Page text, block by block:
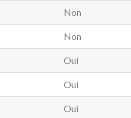
Non
Non
Oui
Oui
Oui